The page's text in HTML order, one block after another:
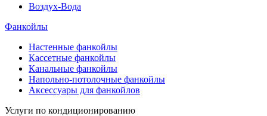
Воздух-Вода
Фанкойлы
Настенные фанкойлы
Кассетные фанкойлы
Канальные фанкойлы
Напольно-потолочные фанкойлы
Аксессуары для фанкойлов
Услуги по кондиционированию